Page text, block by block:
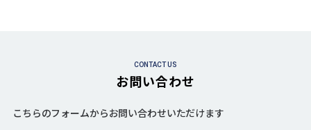
CONTACT US
お問い合わせ
こちらのフォームからお問い合わせいただけます